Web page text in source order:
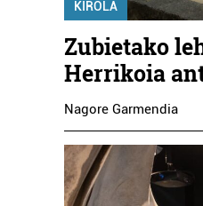
KIROLA
Zubietako
Herrikoia
Nagore Garmendia